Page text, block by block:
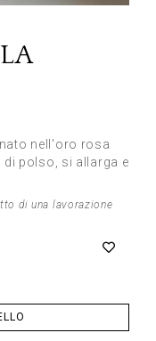
nell'oro rosa
polso, si allarga e
di una lavorazione